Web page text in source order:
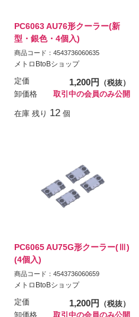
PC6063 AU76形クーラー(新
型・銀色・4個入)
商品コード：4543736060635
メトロBtoBショップ
定価 1,200円
（税抜）
卸価格
取引中の会員のみ公開
在庫 残り 12 個
PC6065 AU75G形クーラー(Ⅲ)
(4個入)
商品コード：4543736060659
メトロBtoBショップ
定価 1,200円
（税抜）
卸価格
取引中の会員のみ公開